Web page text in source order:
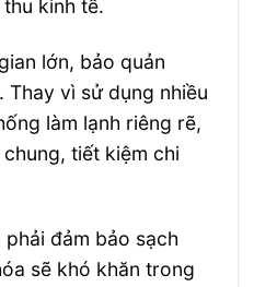
kinh tế.
lớn, bảo quản
Thay vì sử dụng nhiều
làm lạnh riêng rẽ,
tiết kiệm chi
phải đảm bảo sạch
sẽ khó khăn trong